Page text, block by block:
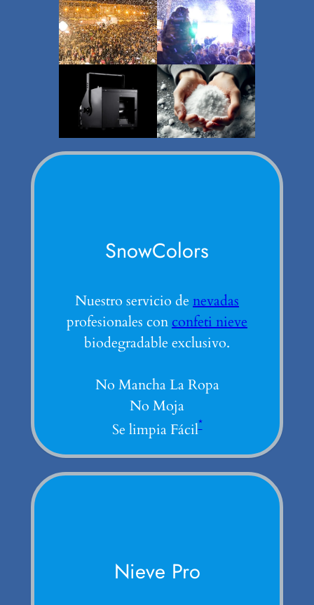
SnowColors
Nuestro servicio de nevadas
profesionales con confeti nieve
biodegradable exclusivo.
No Mancha La Ropa
No Moja
Se limpia Fácil*
Nieve Pro